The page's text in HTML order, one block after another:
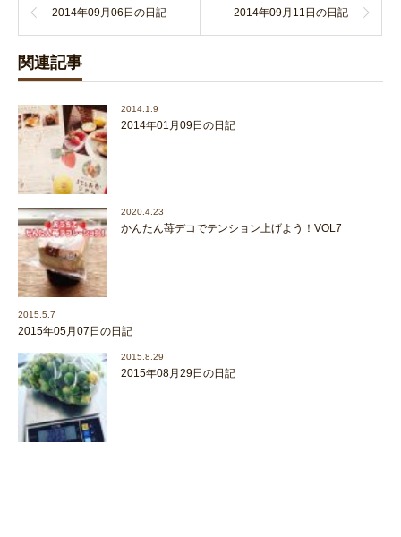
2014年09月06日の日記 2014年09月11日の日記
関連記事
2014.1.9
2014年01月09日の日記
2020.4.23
かんたん苺デコでテンション上げよう！VOL7
2015.5.7
2015年05月07日の日記
2015.8.29
2015年08月29日の日記